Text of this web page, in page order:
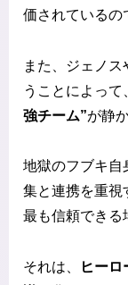
価されているの
また、ジェノ
うことによって
強チーム”が静
地獄のフブキ自
集と連携を重視
最も信頼できる
それは、
ヒー